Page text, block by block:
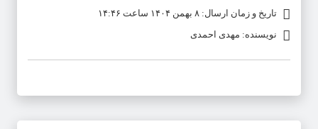
تاریخ و زمان ارسال: ۸ بهمن ۱۴۰۴ ساعت ۱۴:۴۶
نویسنده: مهدی احمدی